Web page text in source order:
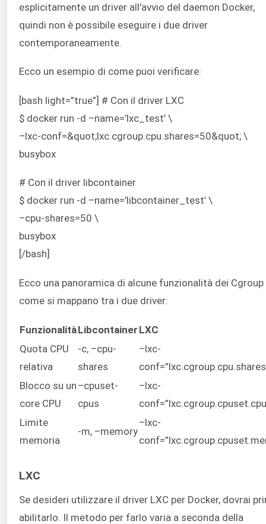
esplicitamente un driver all'avvio del daemon Docker,
quindi non è possibile eseguire i due driver
contemporaneamente.
Ecco un esempio di come puoi verificare:
[bash light=”true”] # Con il driver LXC
$ docker run -d –name=’lxc_test’ \
–lxc-conf=&quot;lxc.cgroup.cpu.shares=50&quot; \
busybox
# Con il driver libcontainer
$ docker run -d –name=’libcontainer_test’ \
–cpu-shares=50 \
busybox
[/bash]
Ecco una panoramica di alcune funzionalità dei Cgroup
come si mappano tra i due driver:
FunzionalitàLibcontainer LXC
Quota CPU
relativa
-c, –cpu-
shares
–lxc-
Blocco su un
core CPU
–cpuset-
cpus
–lxc-
Limite
memoria
-m, –memory
–lxc-
LXC
Se desideri utilizzare il driver LXC per Docker, dovrai
abilitarlo. Il metodo per farlo varia a seconda della